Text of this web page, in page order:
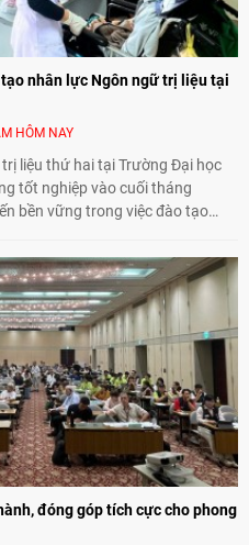
nhân lực Ngôn ngữ trị liệu tại
HÔM NAY
liệu thứ hai tại Trường Đại học
tốt nghiệp vào cuối tháng
bền vững trong việc đào tạo
đóng góp tích cực cho phong